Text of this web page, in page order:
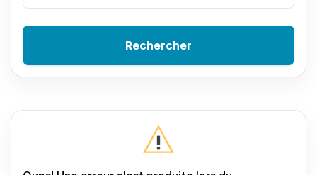
Rechercher